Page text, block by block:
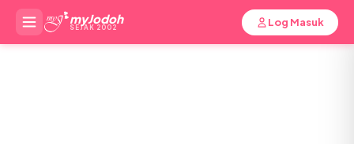
myJodoh
SEJAK 2002 Log Masuk